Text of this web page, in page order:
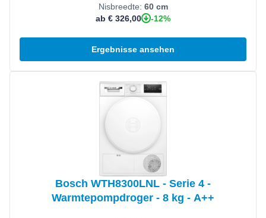
Nisbreedte: 60 cm
ab € 326,00
-12%
Ergebnisse ansehen
Bosch WTH8300LNL - Serie 4 -
Warmtepompdroger - 8 kg - A++